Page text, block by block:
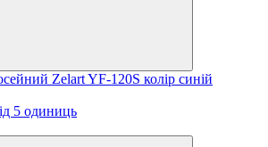
Zelart YF-120S колір синій
5 одиниць